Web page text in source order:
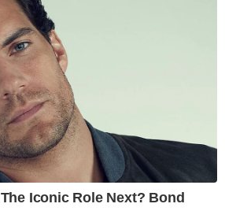
Iconic Role Next? Bond